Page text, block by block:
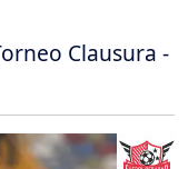
Clausura -